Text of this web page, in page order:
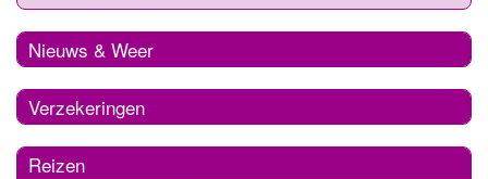
Nieuws & Weer
Verzekeringen
Reizen